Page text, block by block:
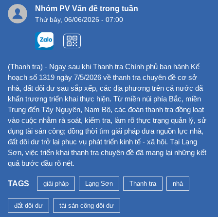
Nhóm PV Vấn đề trong tuần
Thứ bảy, 06/06/2026 - 07:00
(Thanh tra) - Ngay sau khi Thanh tra Chính phủ ban hành Kế
hoạch số 1319 ngày 7/5/2026 về thanh tra chuyên đề cơ sở
nhà, đất dôi dư sau sắp xếp, các địa phương trên cả nước đã
khẩn trương triển khai thực hiện. Từ miền núi phía Bắc, miền
Trung đến Tây Nguyên, Nam Bộ, các đoàn thanh tra đồng loạt
vào cuộc nhằm rà soát, kiểm tra, làm rõ thực trạng quản lý, sử
dụng tài sản công; đồng thời tìm giải pháp đưa nguồn lực nhà,
đất dôi dư trở lại phục vụ phát triển kinh tế - xã hội. Tại Lạng
Sơn, việc triển khai thanh tra chuyên đề đã mang lại những kết
quả bước đầu rõ nét.
TAGS giải pháp Lạng Sơn Thanh tra nhà
đất dôi dư tài sản công dôi dư